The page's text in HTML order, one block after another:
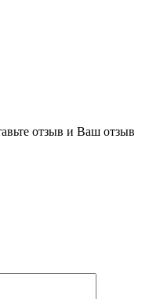
отзыв и Ваш отзыв